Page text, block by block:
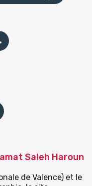
Saleh Haroun
de Valence) et le